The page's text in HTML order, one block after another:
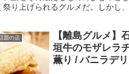
祭り上げられるグルメだ。しかし
題の店
【離島グルメ】
垣牛のモザレラ
薫り / バニラデリ